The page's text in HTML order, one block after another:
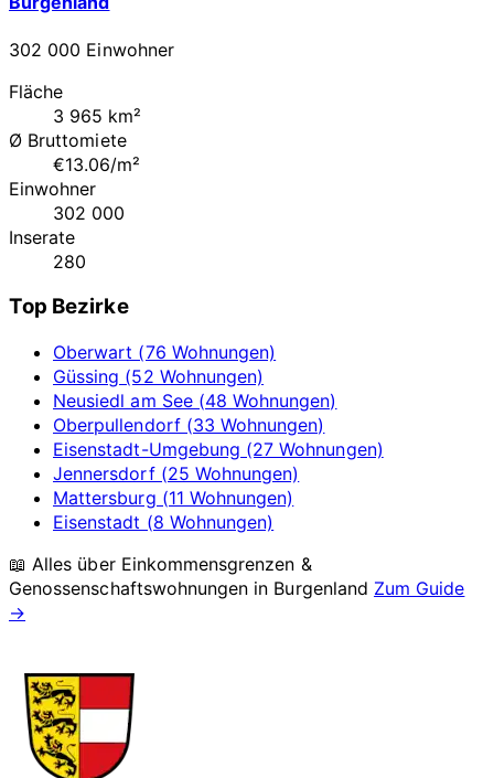
302 000 Einwohner
Fläche
3 965 km²
Ø Bruttomiete
€13.06/m²
Einwohner
302 000
Inserate
280
Top Bezirke
Oberwart (76 Wohnungen)
Güssing (52 Wohnungen)
Neusiedl am See (48 Wohnungen)
Oberpullendorf (33 Wohnungen)
Eisenstadt-Umgebung (27 Wohnungen)
Jennersdorf (25 Wohnungen)
Mattersburg (11 Wohnungen)
Eisenstadt (8 Wohnungen)
📖 Alles über Einkommensgrenzen &
Genossenschaftswohnungen in Burgenland Zum Guide
→